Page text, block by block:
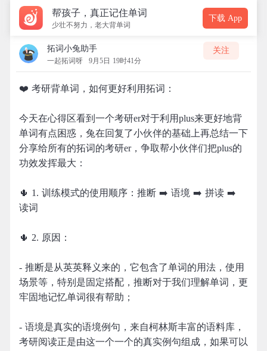
帮孩子，真正记住单词
少壮不努力，老大背单词
下载 App
拓词小兔助手
一起拓词呀 9月5日 19时41分
关注
❤️ 考研背单词，如何更好利用拓词：
今天在心得区看到一个考研er对于利用plus来更好地背
单词有点困惑，兔在回复了小伙伴的基础上再总结一下
分享给所有的拓词的考研er，争取帮小伙伴们把plus的
功效发挥最大：
🌵 1. 训练模式的使用顺序：推断 ➡️ 语境 ➡️ 拼读 ➡️
读词
🌵 2. 原因：
- 推断是从英英释义来的，它包含了单词的用法，使用
场景等，特别是固定搭配，推断对于我们理解单词，更
牢固地记忆单词很有帮助；
- 语境是真实的语境例句，来自柯林斯丰富的语料库，
考研阅读正是由这一个一个的真实例句组成，如果可以